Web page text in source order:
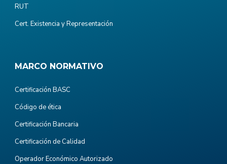
RUT
Cert. Existencia y Representación
MARCO NORMATIVO
Certificación BASC
Código de ética
Certificación Bancaria
Certificación de Calidad
Operador Económico Autorizado